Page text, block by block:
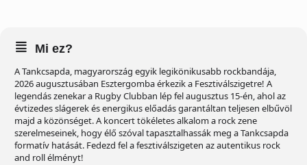
Mi ez?
A Tankcsapda, magyarország egyik legikönikusabb rockbandája,
2026 augusztusában Esztergomba érkezik a Fesztiválszigetre! A
legendás zenekar a Rugby Clubban lép fel augusztus 15-én, ahol az
évtizedes slágerek és energikus előadás garantáltan teljesen elbűvöl
majd a közönséget. A koncert tökéletes alkalom a rock zene
szerelmeseinek, hogy élő szóval tapasztalhassák meg a Tankcsapda
formatív hatását. Fedezd fel a fesztiválszigeten az autentikus rock
and roll élményt!